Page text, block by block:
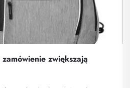
zwiększają